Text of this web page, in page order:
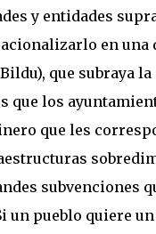
y entidades
en una
que subraya
que los
que les
subvenciones
un pueblo quiere